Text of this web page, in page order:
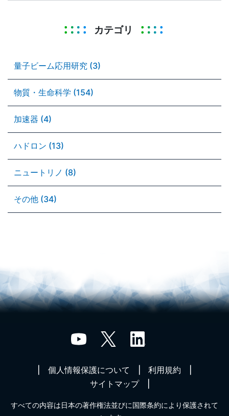
カテゴリ
量子ビーム応用研究 (3)
物質・生命科学 (154)
加速器 (4)
ハドロン (13)
ニュートリノ (8)
その他 (34)
個人情報保護について
利用規約
サイトマップ
すべての内容は日本の著作権法並びに国際条約により保護されて